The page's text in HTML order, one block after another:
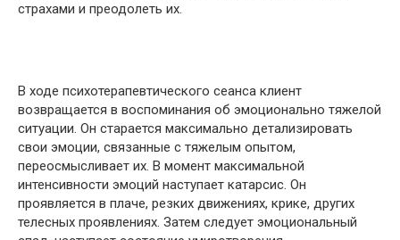
страхами и преодолеть их.
В ходе психотерапевтического сеанса клиент
возвращается в воспоминания об эмоционально тяжелой
ситуации. Он старается максимально детализировать
свои эмоции, связанные с тяжелым опытом,
переосмысливает их. В момент максимальной
интенсивности эмоций наступает катарсис. Он
проявляется в плаче, резких движениях, крике, других
телесных проявлениях. Затем следует эмоциональный